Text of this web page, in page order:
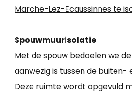
Marche-Lez-Ecaussinnes te
Spouwmuurisolatie
Met de spouw bedoelen we
aanwezig is tussen de buiten-
Deze ruimte wordt opgevuld